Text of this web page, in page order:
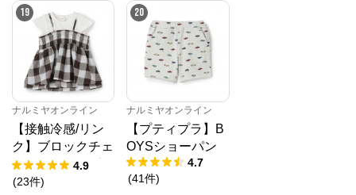
19
ナルミヤオンライン
【接触冷感/リン
ク】ブロックチェ
ックドッキングT
シャツ
4.9
(23件)
20
ナルミヤオンライン
【プティプラ】B
OYSショーパン
4.7
(41件)